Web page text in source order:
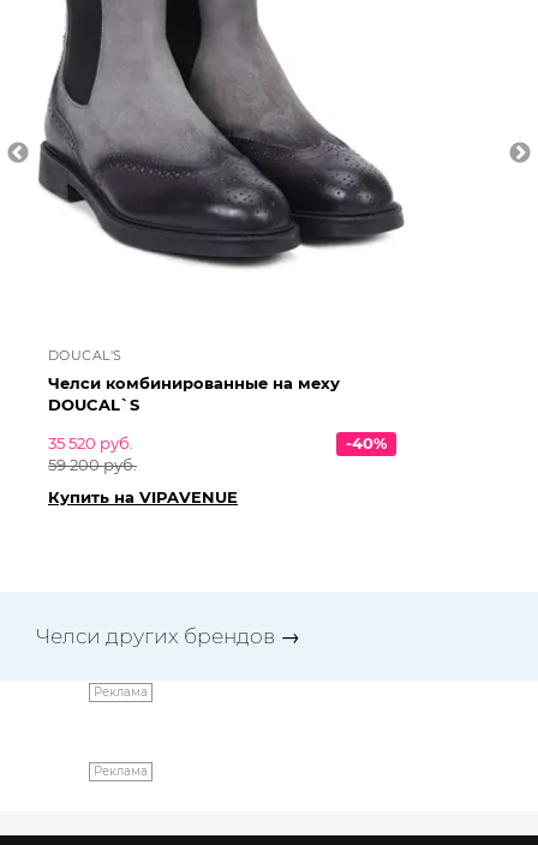
DOUCAL'S
Челси комбинированные на меху
DOUCAL`S
35 520 руб.
59 200 руб.
-40%
Купить на VIPAVENUE
Челси других брендов →
Реклама
Реклама